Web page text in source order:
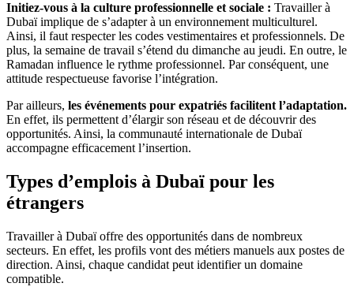
Initiez-vous à la culture professionnelle et sociale : Travailler à
Dubaï implique de s’adapter à un environnement multiculturel.
Ainsi, il faut respecter les codes vestimentaires et professionnels. De
plus, la semaine de travail s’étend du dimanche au jeudi. En outre, le
Ramadan influence le rythme professionnel. Par conséquent, une
attitude respectueuse favorise l’intégration.
Par ailleurs, les événements pour expatriés facilitent l’adaptation.
En effet, ils permettent d’élargir son réseau et de découvrir des
opportunités. Ainsi, la communauté internationale de Dubaï
accompagne efficacement l’insertion.
Types d’emplois à Dubaï pour les
étrangers
Travailler à Dubaï offre des opportunités dans de nombreux
secteurs. En effet, les profils vont des métiers manuels aux postes de
direction. Ainsi, chaque candidat peut identifier un domaine
compatible.